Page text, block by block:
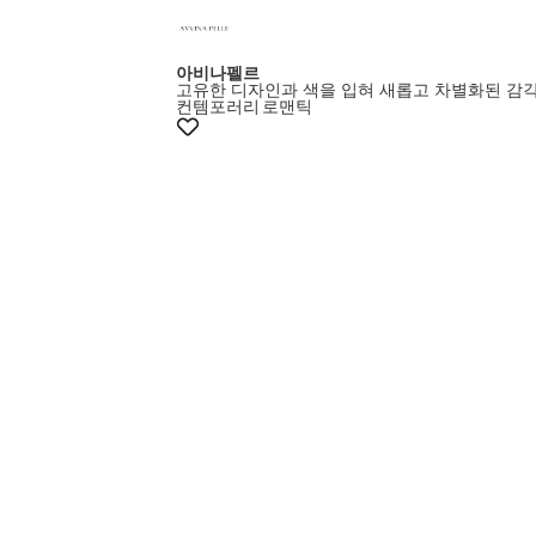
아비나펠르
고유한 디자인과 색을 입혀 새롭고 차별화된 감
컨템포러리 로맨틱